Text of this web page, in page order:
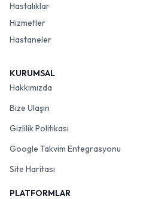
Hastalıklar
Hizmetler
Hastaneler
KURUMSAL
Hakkımızda
Bize Ulaşın
Gizlilik Politikası
Google Takvim Entegrasyonu
Site Haritası
PLATFORMLAR